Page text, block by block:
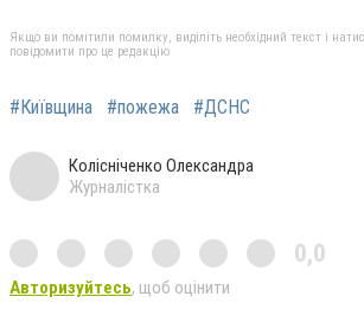
Якщо ви помітили помилку, виділіть необхідний текст і
повідомити про це редакцію
#Київщина #пожежа #ДСНС
Колісніченко Олександра
Журналістка
0,0
Авторизуйтесь, щоб оцінити